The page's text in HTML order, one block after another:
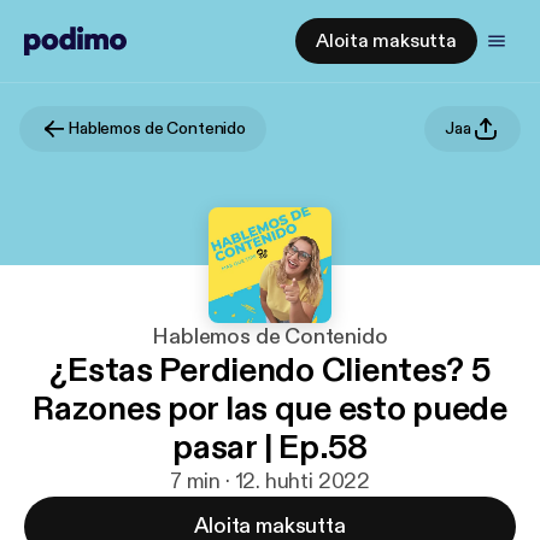
Aloita maksutta
Hablemos de Contenido Jaa
Hablemos de Contenido
¿Estas Perdiendo Clientes? 5
Razones por las que esto puede
pasar | Ep.58
7 min · 12. huhti 2022
Aloita maksutta